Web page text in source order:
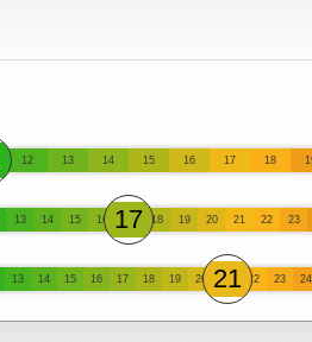
12 13 14 15 16 17 18
13 14 15 16 17 18 19 20 21 22 23
13 14 15 16 17 18 19 20 21 22 23 24